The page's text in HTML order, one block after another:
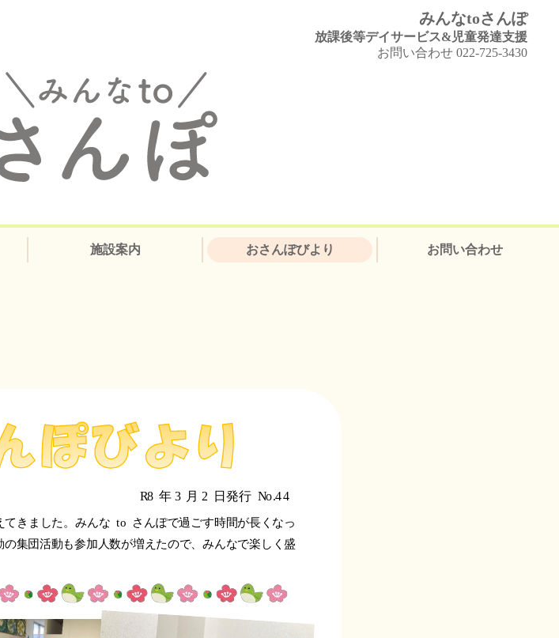
みんなtoさんぽ
放課後等デイサービス&児童発達支援
お問い合わせ 022-725-3430
施設案内 おさんぽびより お問い合わせ